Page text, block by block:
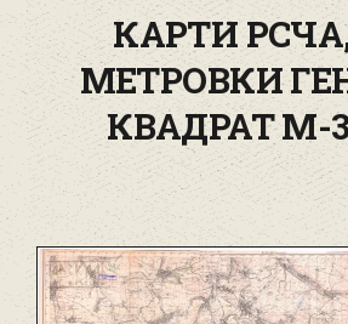
КАРТИ РСЧА,
МЕТРОВКИ
КВАДРАТ M-